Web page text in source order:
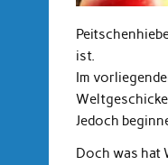
ist.
Im
Jedoch
Doch was hat